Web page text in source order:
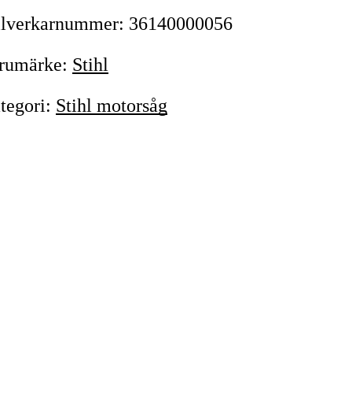
: 36140000056
: Stihl
: Stihl motorsåg